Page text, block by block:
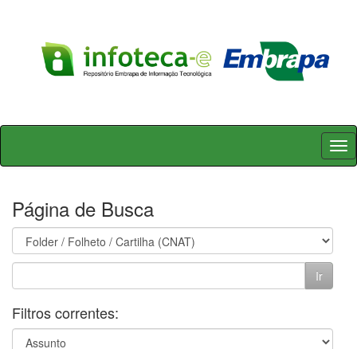
Skip
Página de Busca
Filtros correntes: